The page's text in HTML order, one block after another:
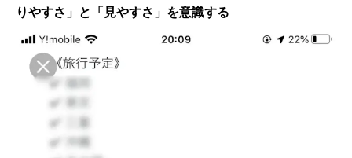
りやすさ」と「見やすさ」を意識する